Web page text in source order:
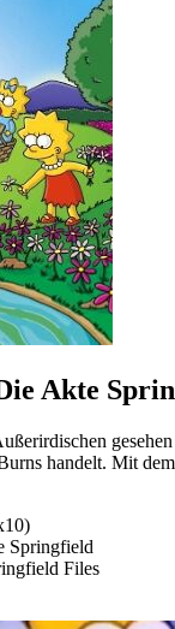
Akte
handelt. Mit
Springfield
Files